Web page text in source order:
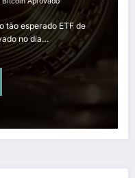
tão esperado ETF de
no dia…